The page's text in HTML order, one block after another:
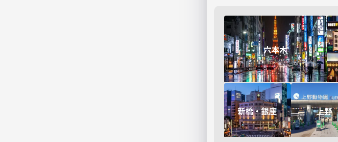
六本木
新橋・銀座 上野